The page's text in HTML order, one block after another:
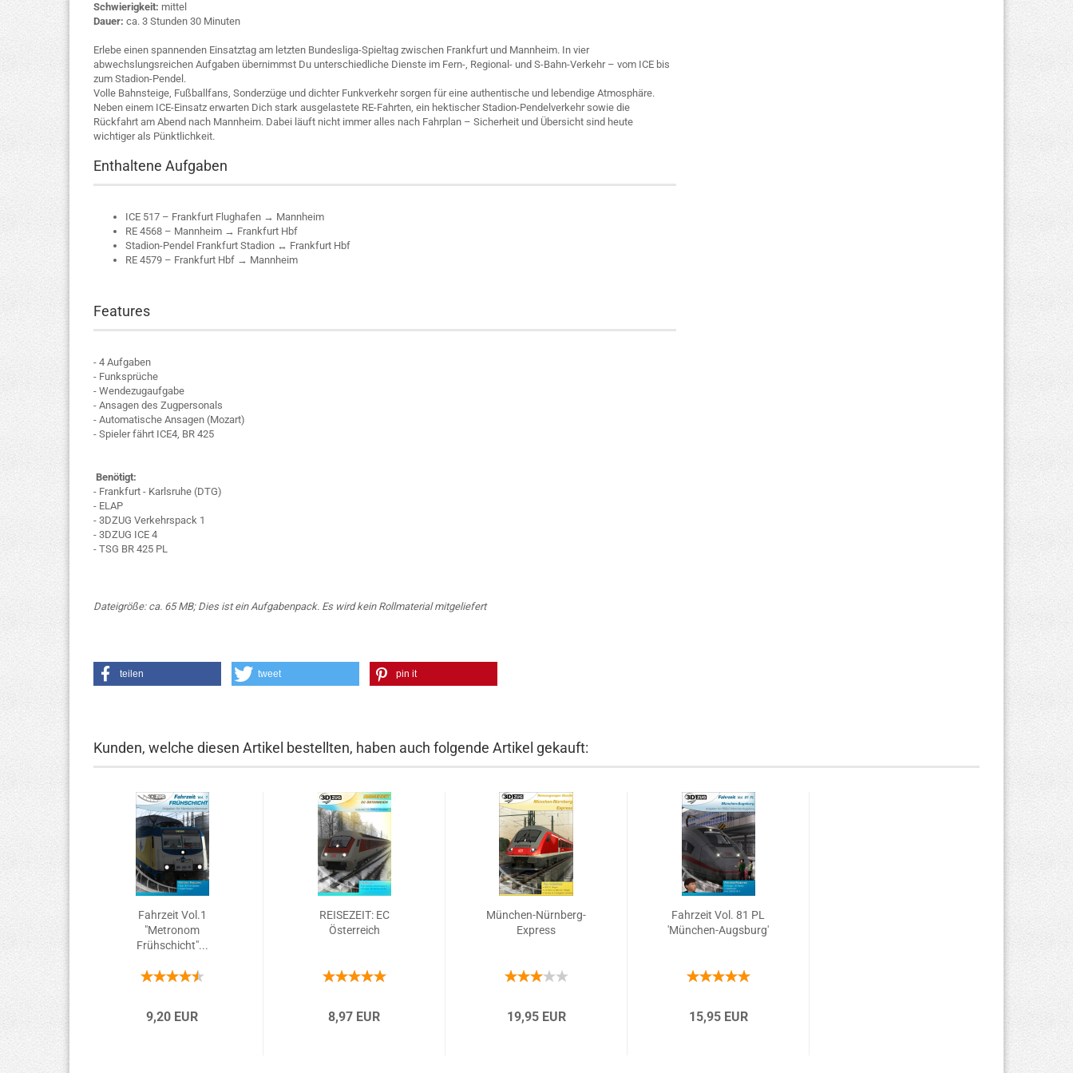
Schwierigkeit: mittel
Dauer: ca. 3 Stunden 30 Minuten
Erlebe einen spannenden Einsatztag am letzten Bundesliga-Spieltag zwischen Frankfurt und Mannheim. In vier
abwechslungsreichen Aufgaben übernimmst Du unterschiedliche Dienste im Fern-, Regional- und S-Bahn-Verkehr – vom ICE bis
zum Stadion-Pendel.
Volle Bahnsteige, Fußballfans, Sonderzüge und dichter Funkverkehr sorgen für eine authentische und lebendige Atmosphäre.
Neben einem ICE-Einsatz erwarten Dich stark ausgelastete RE-Fahrten, ein hektischer Stadion-Pendelverkehr sowie die
Rückfahrt am Abend nach Mannheim. Dabei läuft nicht immer alles nach Fahrplan – Sicherheit und Übersicht sind heute
wichtiger als Pünktlichkeit.
Enthaltene Aufgaben
ICE 517 – Frankfurt Flughafen → Mannheim
RE 4568 – Mannheim → Frankfurt Hbf
Stadion-Pendel Frankfurt Stadion ↔ Frankfurt Hbf
RE 4579 – Frankfurt Hbf → Mannheim
Features
- 4 Aufgaben
- Funksprüche
- Wendezugaufgabe
- Ansagen des Zugpersonals
- Automatische Ansagen (Mozart)
- Spieler fährt ICE4, BR 425
Benötigt:
- Frankfurt - Karlsruhe (DTG)
- ELAP
- 3DZUG Verkehrspack 1
- 3DZUG ICE 4
- TSG BR 425 PL
Dateigröße: ca. 65 MB; Dies ist ein Aufgabenpack. Es wird kein Rollmaterial mitgeliefert
teilen tweet pin it
Kunden, welche diesen Artikel bestellten, haben auch folgende Artikel gekauft:
Fahrzeit Vol.1
"Metronom
Frühschicht"...
9,20 EUR
REISEZEIT: EC
Österreich
8,97 EUR
München-Nürnberg-
Express
19,95 EUR
Fahrzeit Vol. 81 PL
'München-Augsburg'
15,95 EUR